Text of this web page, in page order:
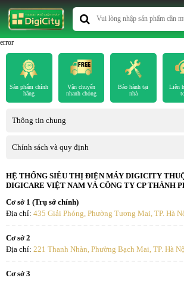
error
Sản phẩm chính
hãng
Vận chuyển
nhanh chóng
Bảo hành tại
nhà
Liên
Thông tin chung
Chính sách và quy định
HỆ THỐNG SIÊU THỊ ĐIỆN MÁY DIGICITY
DIGICARE VIỆT NAM VÀ CÔNG TY CP THÀNH
Cơ sở 1 (Trụ sở chính)
Địa chỉ: 435 Giải Phóng, Phường Tương Mai, TP. Hà
Cơ sở 2
Địa chỉ: 221 Thanh Nhàn, Phường Bạch Mai, TP. Hà
Cơ sở 3